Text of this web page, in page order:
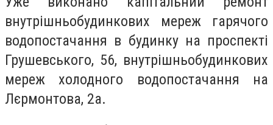
внутрішньобудинкових мереж гарячого
водопостачання в будинку на проспекті
Грушевського, 56, внутрішньобудинкових
мереж холодного водопостачання на
Лєрмонтова, 2а.